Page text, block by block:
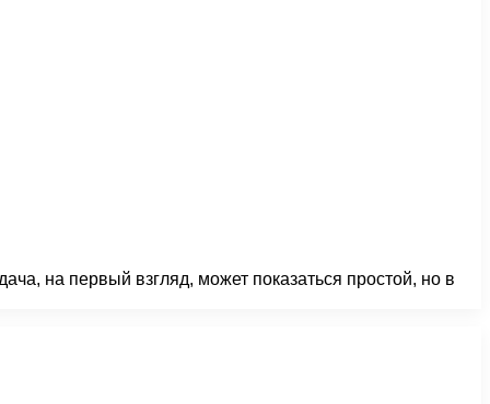
на первый взгляд, может показаться простой, но в